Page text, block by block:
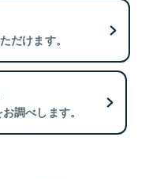
だけます。
調べします。